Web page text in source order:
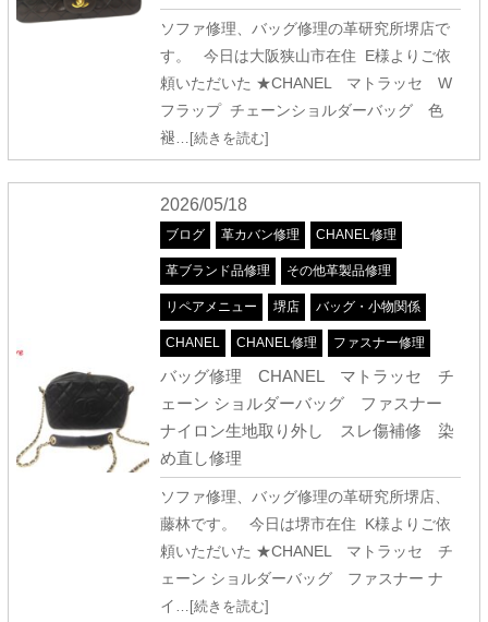
ソファ修理、バッグ修理の革研究所堺店で
す。 今日は大阪狭山市在住 E様よりご依
頼いただいた ★CHANEL マトラッセ W
フラップ チェーンショルダーバッグ 色
褪…[続きを読む]
2026/05/18
ブログ 革カバン修理 CHANEL修理
革ブランド品修理 その他革製品修理
リペアメニュー 堺店 バッグ・小物関係
CHANEL CHANEL修理 ファスナー修理
バッグ修理 CHANEL マトラッセ チ
ェーン ショルダーバッグ ファスナー
ナイロン生地取り外し スレ傷補修 染
め直し修理
ソファ修理、バッグ修理の革研究所堺店、
藤林です。 今日は堺市在住 K様よりご依
頼いただいた ★CHANEL マトラッセ チ
ェーン ショルダーバッグ ファスナー ナ
イ …[続きを読む]